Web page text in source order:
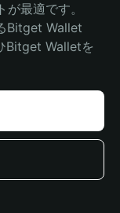
最適です。
Bitget Wallet
Bitget Walletを